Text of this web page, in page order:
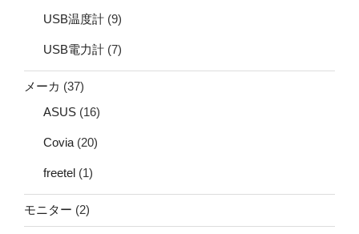
USB温度計 (9)
USB電力計 (7)
メーカ (37)
ASUS (16)
Covia (20)
freetel (1)
モニター (2)